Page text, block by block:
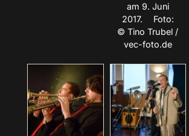
am 9. Juni
2017. Foto:
© Tino Trubel /
vec-foto.de